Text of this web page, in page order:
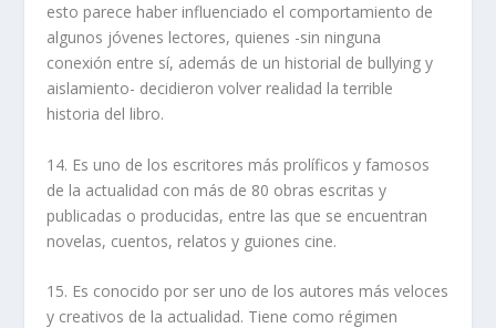
esto parece haber influenciado el comportamiento de
algunos jóvenes lectores, quienes -sin ninguna
conexión entre sí, además de un historial de bullying y
aislamiento- decidieron volver realidad la terrible
historia del libro.
14. Es uno de los escritores más prolíficos y famosos
de la actualidad con más de 80 obras escritas y
publicadas o producidas, entre las que se encuentran
novelas, cuentos, relatos y guiones cine.
15. Es conocido por ser uno de los autores más veloces
y creativos de la actualidad. Tiene como régimen